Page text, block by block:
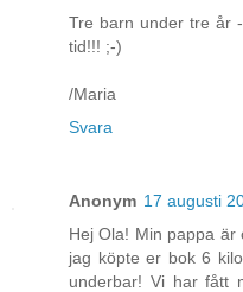
Tre barn under tre år
tid!!! ;-)
/Maria
Svara
Anonym 17 augusti
Hej Ola! Min pappa är
jag köpte er bok 6
underbar! Vi har fått